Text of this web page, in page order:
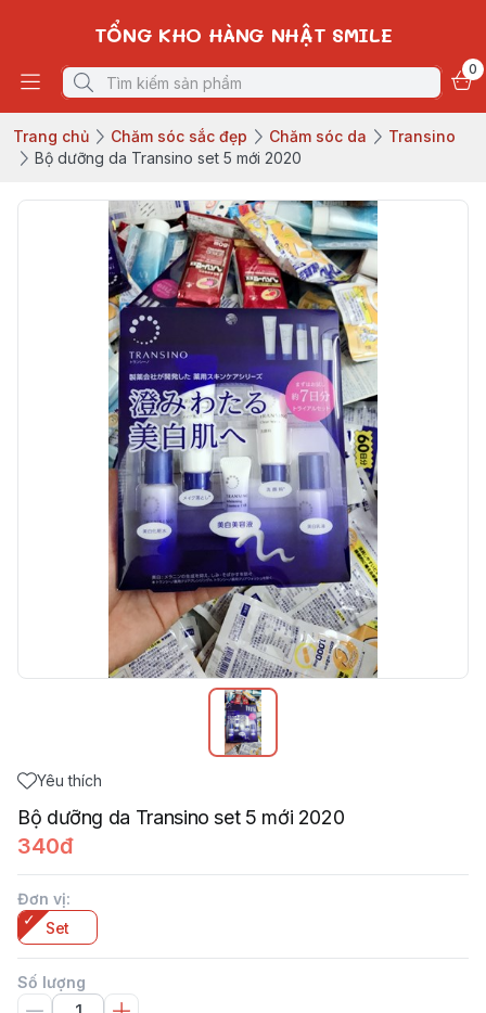
TỔNG KHO HÀNG NHẬT SMILE
0
Trang chủ Chăm sóc sắc đẹp Chăm sóc da
Transino
Bộ dưỡng da Transino set 5 mới 2020
Yêu thích
Bộ dưỡng da Transino set 5 mới 2020
340đ
Đơn vị:
Set
Số lượng